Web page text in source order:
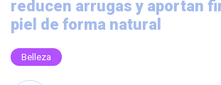
reducen arrugas y aportan
piel de forma natural
Belleza